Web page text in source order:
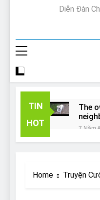
Diễn Đàn
TIN
HOT
The
away!
7 Năm
And
Home Truyện